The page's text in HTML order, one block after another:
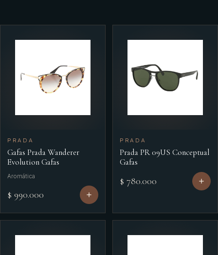
PRADA
Gafas Prada Wanderer
Evolution Gafas
Aromática
$ 990.000
PRADA
Prada PR 09US Conceptual
Gafas
$ 780.000